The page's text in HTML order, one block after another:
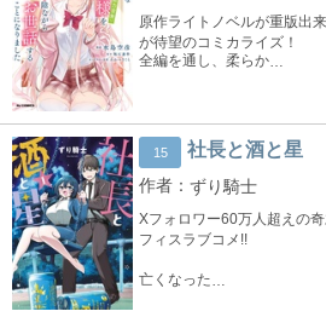
原作ライトノベルが重版出
が待望のコミカライズ！
全編を通し、柔らか…
15 社長と酒と星
ずり騎士
Xフォロワー60万人超えの
フィスラブコメ!!
亡くなった…